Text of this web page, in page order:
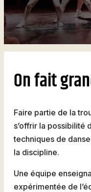
Basketball
Soccer
Volleyball
Stationnement
La Fondation du
de Thetford et de
Lotbinière
Nos partenaires
Cégépiens
Campus de
Nouvelles
Nous joindre
collégiales
Stages en
travail-études
générale
programmes
Activités
Visite notre
Planifie ta
Coûts à prévoir
Foire aux
Viens discuter
Expériences et
témoignages
l’international
Nous joindre
On fait
Faire partie de la
s’offrir la possibilité
techniques de
la discipline.
Une équipe
expérimentée de